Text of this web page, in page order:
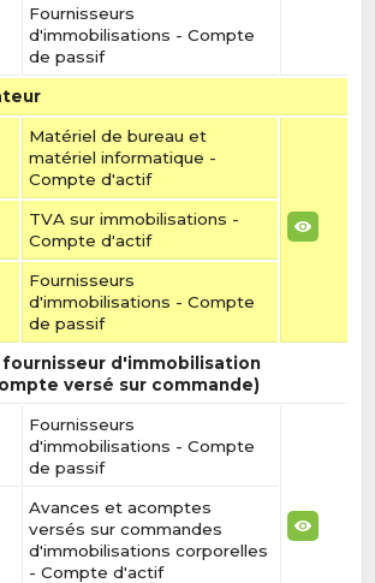
Fournisseurs
d'immobilisations - Compte
de passif
Matériel de bureau et
matériel informatique -
Compte d'actif
TVA sur immobilisations -
Compte d'actif
Fournisseurs
d'immobilisations - Compte
de passif
fournisseur d'immobilisation
versé sur commande)
Fournisseurs
d'immobilisations - Compte
de passif
Avances et acomptes
versés sur commandes
d'immobilisations corporelles
- Compte d'actif